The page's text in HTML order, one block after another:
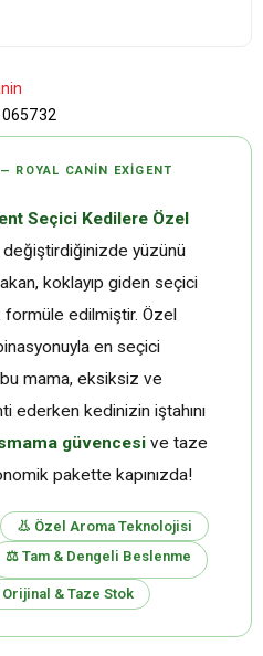
ROYAL CANIN EXIGENT
Seçici Kedilere Özel
değiştirdiğinizde yüzünü
koklayıp giden seçici
edilmiştir. Özel
en seçici
mama, eksiksiz ve
ederken kedinizin iştahını
güvencesi ve taze
pakette kapınızda!
👃 Özel Aroma Teknolojisi
⚖️ Tam & Dengeli Beslenme
Orijinal & Taze Stok